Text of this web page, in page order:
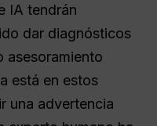
IA tendrán
dar diagnósticos
asesoramiento
está en estos
una advertencia